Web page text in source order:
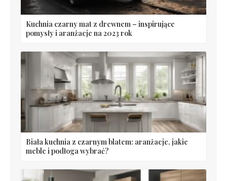
Kuchnia czarny mat z drewnem – inspirujące
pomysły i aranżacje na 2023 rok
Biała kuchnia z czarnym blatem: aranżacje, jakie
meble i podłoga wybrać?